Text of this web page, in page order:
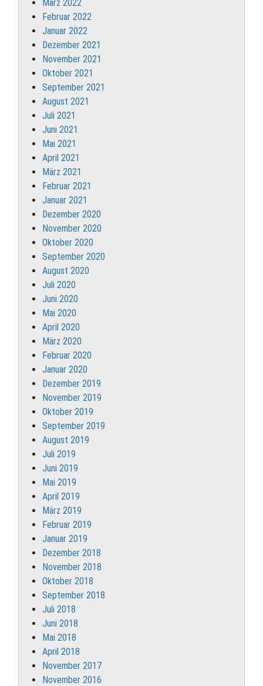
März 2022
Februar 2022
Januar 2022
Dezember 2021
November 2021
Oktober 2021
September 2021
August 2021
Juli 2021
Juni 2021
Mai 2021
April 2021
März 2021
Februar 2021
Januar 2021
Dezember 2020
November 2020
Oktober 2020
September 2020
August 2020
Juli 2020
Juni 2020
Mai 2020
April 2020
März 2020
Februar 2020
Januar 2020
Dezember 2019
November 2019
Oktober 2019
September 2019
August 2019
Juli 2019
Juni 2019
Mai 2019
April 2019
März 2019
Februar 2019
Januar 2019
Dezember 2018
November 2018
Oktober 2018
September 2018
Juli 2018
Juni 2018
Mai 2018
April 2018
November 2017
November 2016